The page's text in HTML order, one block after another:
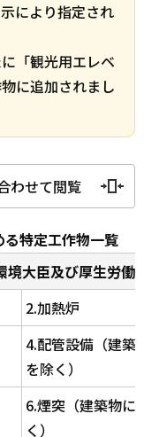
により指定され
「観光用エレベ
に追加されまし
わせて閲覧
特定工作物一覧
大臣及び厚生労働
2.加熱炉
4.配管設備（建築
を除く）
6.煙突（建築物に
く）